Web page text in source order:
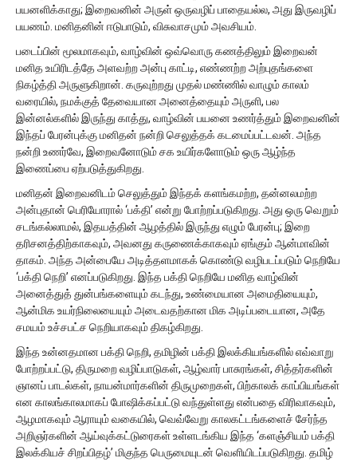
பயனளிக்காது; இறைவனின் அருள் ஒருவழிப் பாதையல்ல, அது இருவழிப்
பயணம். மனிதனின் ஈடுபாடும், விசுவாசமும் அவசியம்.
படைப்பின் மூலமாகவும், வாழ்வின் ஒவ்வொரு கணத்திலும் இறைவன்
மனித உயிரிடத்தே அளவற்ற அன்பு காட்டி, எண்ணற்ற அற்புதங்களை
நிகழ்த்தி அருளுகிறான். கருவுற்றது முதல் மண்ணில் வாழும் காலம்
வரையில், நமக்குத் தேவையான அனைத்தையும் அருளி, பல
இன்னல்களில் இருந்து காத்து, வாழ்வின் பயனை உணர்த்தும் இறைவனின்
இந்தப் பேரன்புக்கு மனிதன் நன்றி செலுத்தக் கடமைப்பட்டவன். அந்த
நன்றி உணர்வே, இறைவனோடும் சக உயிர்களோடும் ஒரு ஆழ்ந்த
இணைப்பை ஏற்படுத்துகிறது.
மனிதன் இறைவனிடம் செலுத்தும் இந்தக் களங்கமற்ற, தன்னலமற்ற
அன்புதான் பெரியோரால் ‘பக்தி’ என்று போற்றப்படுகிறது. அது ஒரு வெறும்
சடங்கல்லாமல், இதயத்தின் ஆழத்தில் இருந்து எழும் பேரன்பு; இறை
தரிசனத்திற்காகவும், அவனது கருணைக்காகவும் ஏங்கும் ஆன்மாவின்
தாகம். அந்த அன்பையே அடித்தளமாகக் கொண்டு வழிபடப்படும் நெறியே
‘பக்தி நெறி’ எனப்படுகிறது. இந்த பக்தி நெறியே மனித வாழ்வின்
அனைத்துத் துன்பங்களையும் கடந்து, உண்மையான அமைதியையும்,
ஆன்மிக உயர்நிலையையும் அடைவதற்கான மிக அடிப்படையான, அதே
சமயம் உச்சபட்ச நெறியாகவும் திகழ்கிறது.
இந்த உன்னதமான பக்தி நெறி, தமிழின் பக்தி இலக்கியங்களில் எவ்வாறு
போற்றப்பட்டு, திருமறை வழிப்பாடுகள், ஆழ்வார் பாசுரங்கள், சித்தர்களின்
ஞானப் பாடல்கள், நாயன்மார்களின் திருமுறைகள், பிற்காலக் காப்பியங்கள்
என காலங்காலமாகப் போஷிக்கப்பட்டு வந்துள்ளது என்பதை விரிவாகவும்,
ஆழமாகவும் ஆராயும் வகையில், வெவ்வேறு காலகட்டங்களைச் சேர்ந்த
அறிஞர்களின் ஆய்வுக்கட்டுரைகள் உள்ளடங்கிய இந்த ‘களஞ்சியம் பக்தி
இலக்கியச் சிறப்பிதழ்’ மிகுந்த பெருமையுடன் வெளியிடப்படுகிறது. தமிழ்